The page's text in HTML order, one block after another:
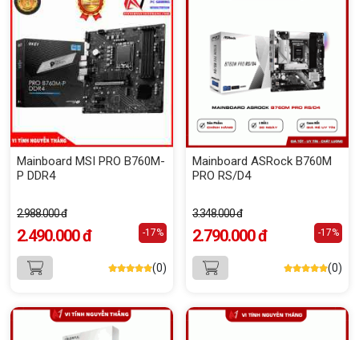
Mainboard MSI PRO B760M-
P DDR4
2.988.000 đ
2.490.000 đ -17%
(0)
Mainboard ASRock B760M
PRO RS/D4
3.348.000 đ
2.790.000 đ -17%
(0)